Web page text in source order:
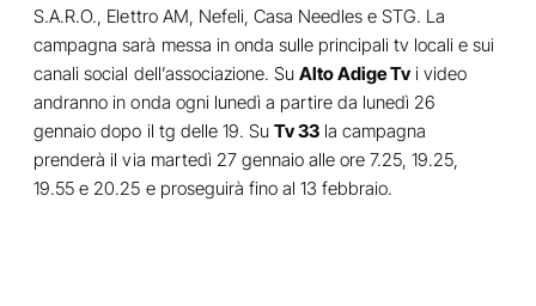
S.A.R.O., Elettro AM, Nefeli, Casa Needles e STG. La
campagna sarà messa in onda sulle principali tv locali e sui
canali social dell’associazione. Su Alto Adige Tv i video
andranno in onda ogni lunedì a partire da lunedì 26
gennaio dopo il tg delle 19. Su Tv 33 la campagna
prenderà il via martedì 27 gennaio alle ore 7.25, 19.25,
19.55 e 20.25 e proseguirà fino al 13 febbraio.